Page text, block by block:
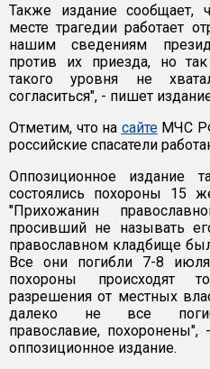
Также издание сообщает,
месте трагедии работает
нашим сведениям
против их приезда, но
такого уровня не
согласиться", - пишет
Отметим, что на сайтеМЧС РФ
российские спасатели
Оппозиционное издание
состоялись похороны 15
"Прихожанин
просивший не называть
православном кладбище
Все они погибли 7-8
похороны происходят
разрешения от местных
далеко не все
православие, похоронены",
оппозиционное издание.